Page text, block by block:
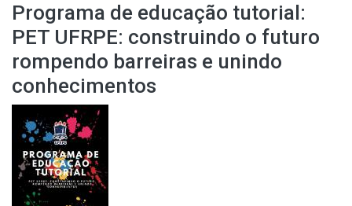
Programa de educação tutorial:
PET UFRPE: construindo o futuro
rompendo barreiras e unindo
conhecimentos